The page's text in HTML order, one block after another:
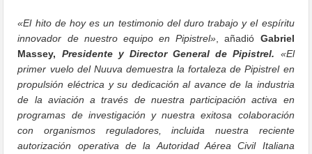
«El hito de hoy es un testimonio del duro trabajo y el espíritu
innovador de nuestro equipo en Pipistrel» , añadió Gabriel
Massey, Presidente y Director General de Pipistrel.
«El
primer vuelo del Nuuva demuestra la fortaleza de Pipistrel en
propulsión eléctrica y su dedicación al avance de la industria
de la aviación a través de nuestra participación activa en
programas de investigación y nuestra exitosa colaboración
con organismos reguladores, incluida nuestra reciente
autorización operativa de la Autoridad Aérea Civil Italiana